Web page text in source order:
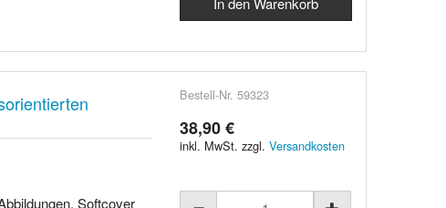
Softcover
Bestell-Nr. 59323
38,90 €
inkl. MwSt. zzgl.Versandkosten